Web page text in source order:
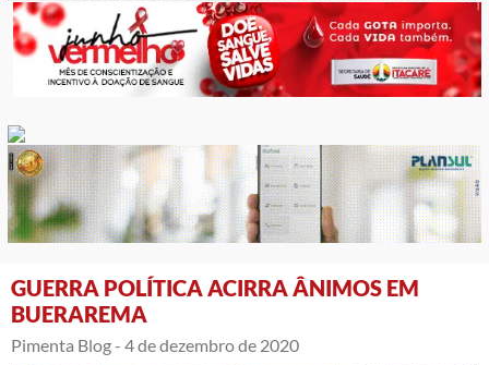
GUERRA POLÍTICA ACIRRA ÂNIMOS EM
BUERAREMA
Pimenta Blog - 4 de dezembro de 2020